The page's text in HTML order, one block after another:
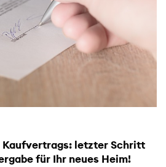
Kaufvertrags: letzter Schritt
für Ihr neues Heim!